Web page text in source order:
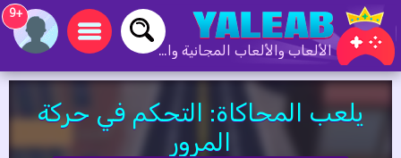
الألعاب والألعاب المجانية والألعاب عبر الإنترنت
+9
يلعب المحاكاة: التحكم في حركة
المرور